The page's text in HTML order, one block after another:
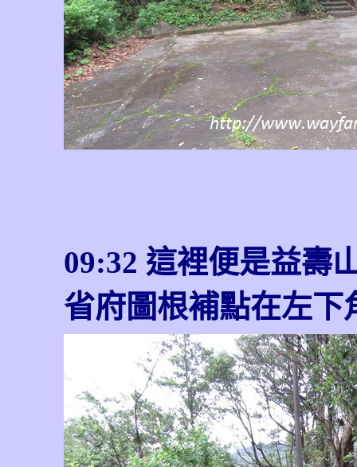
09:32 這裡便是益壽
省府圖根補點在左下